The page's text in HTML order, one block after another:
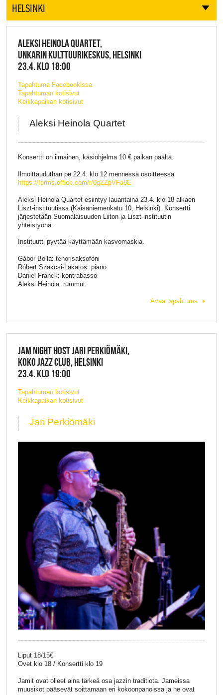
HELSINKI
ALEKSI HEINOLA QUARTET,
UNKARIN KULTTUURIKESKUS, HELSINKI
23.4. KLO 18:00
Tapahtuma Facebookissa
Tapahtuman kotisivut
Keikkapaikan kotisivut
Aleksi Heinola Quartet
Konsertti on ilmainen, käsiohjelma 10 € paikan päältä.
Ilmoittauduthan pe 22.4. klo 12 mennessä osoitteessa
https://forms.office.com/r/0gZZpVFa8E
Aleksi Heinola Quartet esiintyy lauantaina 23.4. klo 18 alkaen
Liszt-instituutissa (Kaisaniemenkatu 10, Helsinki). Konsertti
järjestetään Suomalaisuuden Liiton ja Liszt-instituutin
yhteistyönä.
Instituutti pyytää käyttämään kasvomaskia.
Gábor Bolla: tenorisaksofoni
Róbert Szakcsi-Lakatos: piano
Daniel Franck: kontrabasso
Aleksi Heinola: rummut
Avaa tapahtuma
JAM NIGHT HOST JARI PERKIÖMÄKI,
KOKO JAZZ CLUB, HELSINKI
23.4. KLO 19:00
Tapahtuman kotisivut
Keikkapaikan kotisivut
Jari Perkiömäki
Liput 18/15€
Ovet klo 18 / Konsertti klo 19
Jamit ovat olleet aina tärkeä osa jazzin traditiota. Jameissa
muusikot pääsevät soittamaan eri kokoonpanoissa ja ne ovat